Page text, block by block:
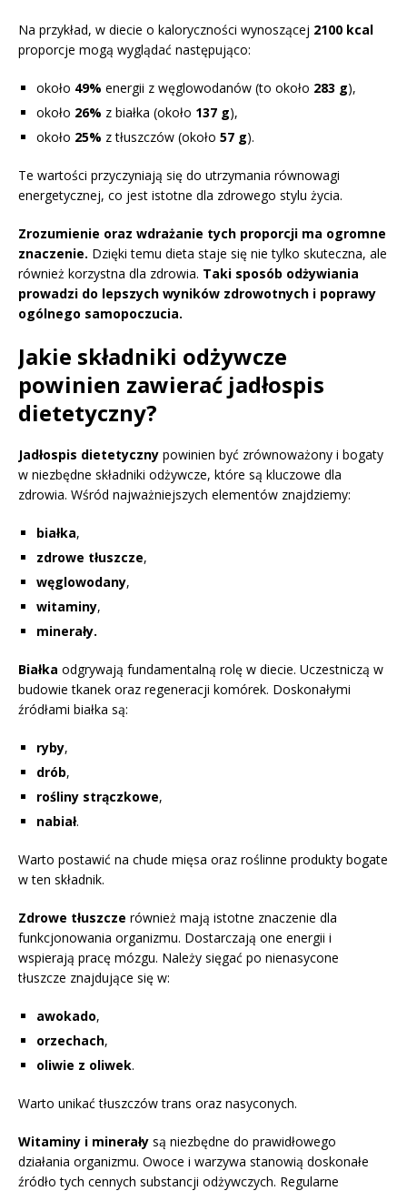
Na przykład, w diecie o kaloryczności wynoszącej 2100 kcal
proporcje mogą wyglądać następująco:
około 49% energii z węglowodanów (to około 283 g),
około 26% z białka (około 137 g),
około 25% z tłuszczów (około 57 g).
Te wartości przyczyniają się do utrzymania równowagi
energetycznej, co jest istotne dla zdrowego stylu życia.
Zrozumienie oraz wdrażanie tych proporcji ma ogromne
znaczenie. Dzięki temu dieta staje się nie tylko skuteczna, ale
również korzystna dla zdrowia. Taki sposób odżywiania
prowadzi do lepszych wyników zdrowotnych i poprawy
ogólnego samopoczucia.
Jakie składniki odżywcze
powinien zawierać jadłospis
dietetyczny?
Jadłospis dietetyczny powinien być zrównoważony i bogaty
w niezbędne składniki odżywcze, które są kluczowe dla
zdrowia. Wśród najważniejszych elementów znajdziemy:
białka,
zdrowe tłuszcze,
węglowodany,
witaminy,
minerały.
Białka odgrywają fundamentalną rolę w diecie. Uczestniczą w
budowie tkanek oraz regeneracji komórek. Doskonałymi
źródłami białka są:
ryby,
drób,
rośliny strączkowe,
nabiał.
Warto postawić na chude mięsa oraz roślinne produkty bogate
w ten składnik.
Zdrowe tłuszcze również mają istotne znaczenie dla
funkcjonowania organizmu. Dostarczają one energii i
wspierają pracę mózgu. Należy sięgać po nienasycone
tłuszcze znajdujące się w:
awokado,
orzechach,
oliwie z oliwek.
Warto unikać tłuszczów trans oraz nasyconych.
Witaminy i minerały są niezbędne do prawidłowego
działania organizmu. Owoce i warzywa stanowią doskonałe
źródło tych cennych substancji odżywczych. Regularne